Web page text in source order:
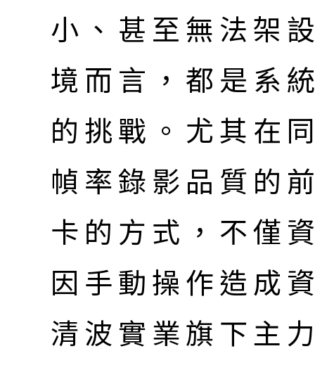
小、甚至無法架
境而言，都是系
的挑戰。尤其在
幀率錄影品質的
卡的方式，不僅
因手動操作造成
清波實業旗下主